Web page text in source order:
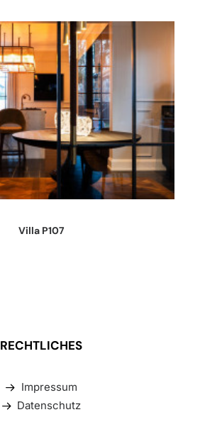
Villa P107
RECHTLICHES
Impressum
Datenschutz